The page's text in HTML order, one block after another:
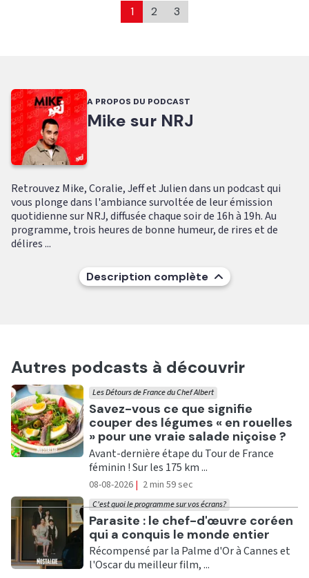
1 2 3
A PROPOS DU PODCAST
Mike sur NRJ
Retrouvez Mike, Coralie, Jeff et Julien dans un podcast qui
vous plonge dans l'ambiance survoltée de leur émission
quotidienne sur NRJ, diffusée chaque soir de 16h à 19h. Au
programme, trois heures de bonne humeur, de rires et de
délires ...
Description complète
Autres podcasts à découvrir
Ecouter
Savez-vous ce que signifie
couper des légumes « en rouelles
» pour une vraie salade niçoise ?
Les Détours de France du Chef Albert
Avant-dernière étape du Tour de France
féminin ! Sur les 175 km ...
08-08-2026 | 2 min 59 sec
Ecouter
Parasite : le chef-d'œuvre coréen
qui a conquis le monde entier
C'est quoi le programme sur vos écrans?
Récompensé par la Palme d'Or à Cannes et
l'Oscar du meilleur film, ...